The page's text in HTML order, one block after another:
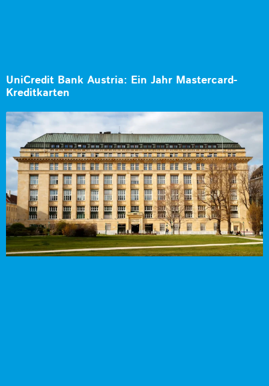
UniCredit Bank Austria: Ein Jahr Mastercard-
Kreditkarten